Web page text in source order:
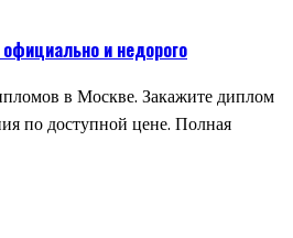
и недорого
в Москве. Закажите диплом
по доступной цене. Полная